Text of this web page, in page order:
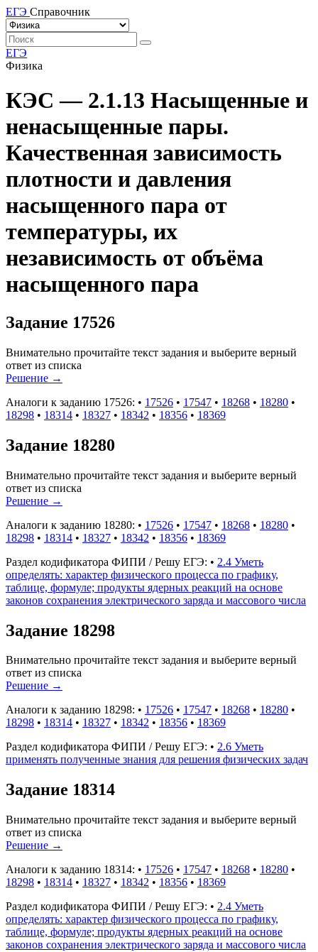
ЕГЭ Справочник
ЕГЭ
Физика
КЭС — 2.1.13 Насыщенные и
ненасыщенные пары.
Качественная зависимость
плотности и давления
насыщенного пара от
температуры, их
независимость от объёма
насыщенного пара
Задание 17526
Внимательно прочитайте текст задания и выберите верный
ответ из списка
Решение →
Аналоги к заданию 17526: • 17526 • 17547 • 18268 • 18280 •
18298 • 18314 • 18327 • 18342 • 18356 • 18369
Задание 18280
Внимательно прочитайте текст задания и выберите верный
ответ из списка
Решение →
Аналоги к заданию 18280: • 17526 • 17547 • 18268 • 18280 •
18298 • 18314 • 18327 • 18342 • 18356 • 18369
Раздел кодификатора ФИПИ / Решу ЕГЭ: • 2.4 Уметь
определять: характер физического процесса по графику,
таблице, формуле; продукты ядерных реакций на основе
законов сохранения электрического заряда и массового числа
Задание 18298
Внимательно прочитайте текст задания и выберите верный
ответ из списка
Решение →
Аналоги к заданию 18298: • 17526 • 17547 • 18268 • 18280 •
18298 • 18314 • 18327 • 18342 • 18356 • 18369
Раздел кодификатора ФИПИ / Решу ЕГЭ: • 2.6 Уметь
применять полученные знания для решения физических задач
Задание 18314
Внимательно прочитайте текст задания и выберите верный
ответ из списка
Решение →
Аналоги к заданию 18314: • 17526 • 17547 • 18268 • 18280 •
18298 • 18314 • 18327 • 18342 • 18356 • 18369
Раздел кодификатора ФИПИ / Решу ЕГЭ: • 2.4 Уметь
определять: характер физического процесса по графику,
таблице, формуле; продукты ядерных реакций на основе
законов сохранения электрического заряда и массового числа